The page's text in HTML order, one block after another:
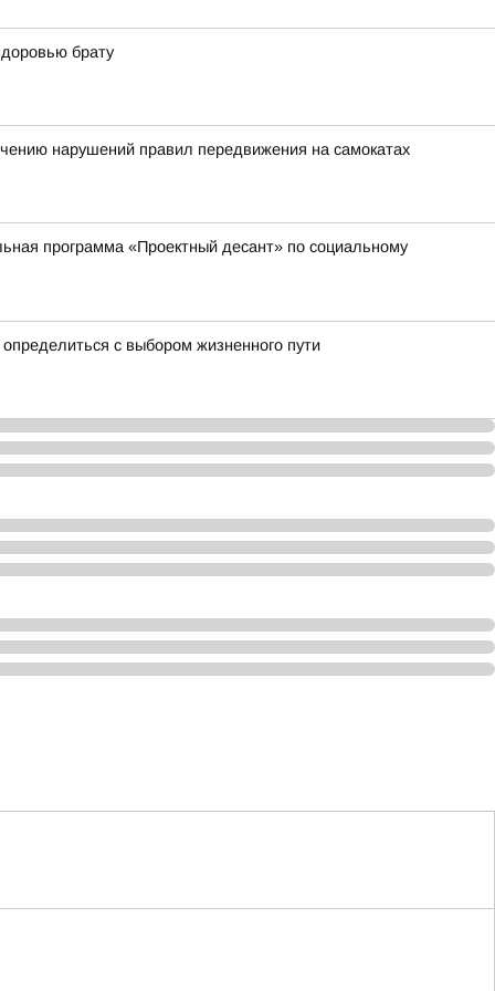
брату
нарушений правил передвижения на самокатах
программа «Проектный десант» по социальному
с выбором жизненного пути